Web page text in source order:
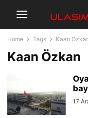
Home Tags Kaan
Kaan Özkan
17